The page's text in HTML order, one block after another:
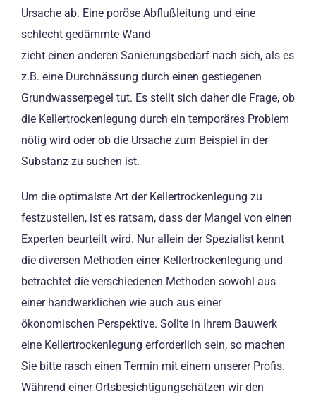
Ursache ab. Eine poröse Abflußleitung und eine
schlecht gedämmte Wand
zieht einen anderen Sanierungsbedarf nach sich, als es
z.B. eine Durchnässung durch einen gestiegenen
Grundwasserpegel tut. Es stellt sich daher die Frage, ob
die Kellertrockenlegung durch ein temporäres Problem
nötig wird oder ob die Ursache zum Beispiel in der
Substanz zu suchen ist.
Um die optimalste Art der Kellertrockenlegung zu
festzustellen, ist es ratsam, dass der Mangel von einen
Experten beurteilt wird. Nur allein der Spezialist kennt
die diversen Methoden einer Kellertrockenlegung und
betrachtet die verschiedenen Methoden sowohl aus
einer handwerklichen wie auch aus einer
ökonomischen Perspektive. Sollte in Ihrem Bauwerk
eine Kellertrockenlegung erforderlich sein, so machen
Sie bitte rasch einen Termin mit einem unserer Profis.
Während einer Ortsbesichtigungschätzen wir den